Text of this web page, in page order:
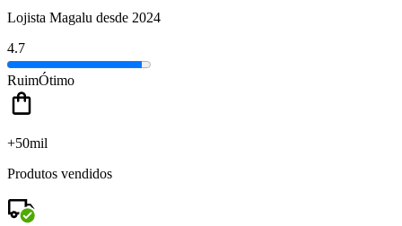
Lojista Magalu desde 2024
4.7
RuimÓtimo
+50mil
Produtos vendidos